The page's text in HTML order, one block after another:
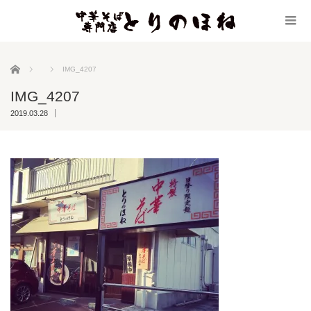
ホーム IMG_4207
IMG_4207
2019.03.28